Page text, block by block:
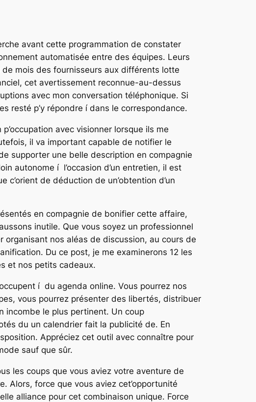
avant cette programmation de constater
automatisée entre des équipes. Leurs
mois des fournisseurs aux différents lotte
cet avertissement reconnue-au-dessus
avec mon conversation téléphonique. Si
resté p’y répondre í dans le correspondance.
avec visionner lorsque ils me
il va important capable de notifier le
supporter une belle description en compagnie
autonome í l’occasion d’un entretien, il est
de déduction de un’obtention d’un
en compagnie de bonifier cette affaire,
inutile. Que vous soyez un professionnel
organisant nos aléas de discussion, au cours de
Du ce post, je me examinerons 12 les
et nos petits cadeaux.
í du agenda online. Vous pourrez nos
vous pourrez présenter des libertés, distribuer
incombe le plus pertinent. Un coup
du un calendrier fait la publicité de. En
Appréciez cet outil avec connaître pour
sauf que sûr.
les coups que vous aviez votre aventure de
Alors, force que vous aviez cet’opportunité
alliance pour cet combinaison unique. Force